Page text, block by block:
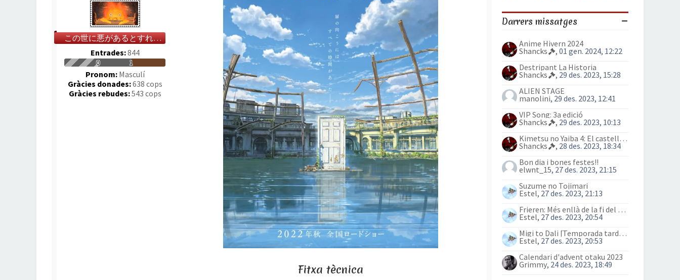
この世に悪があるとすれば、それは人の心だ
Entrades:844
0 1
Pronom:Masculí
Gràcies donades:638 cops
Gràcies rebudes:543 cops
Fitxa tècnica
Darrers missatges
Anime Hivern 2024
Shancks
, 01 gen. 2024, 12:22
Destripant La Historia
Shancks
, 29 des. 2023, 15:28
ALIEN STAGE
manolini, 29 des. 2023, 12:41
VIP Song: 3a edició
Shancks
, 29 des. 2023, 10:13
Kimetsu no Yaiba 4: El castell Infinit
Shancks
, 28 des. 2023, 18:34
Bon dia i bones festes!!
elwnt_15, 27 des. 2023, 21:15
Suzume no Tojimari
Estel, 27 des. 2023, 21:13
Frieren: Més enllà de la fi del viatge (anime)
Estel, 27 des. 2023, 20:54
Migi to Dali [Temporada tardor 2023]
Estel, 27 des. 2023, 20:53
Calendari d'advent otaku 2023
Grimmy, 24 des. 2023, 18:49